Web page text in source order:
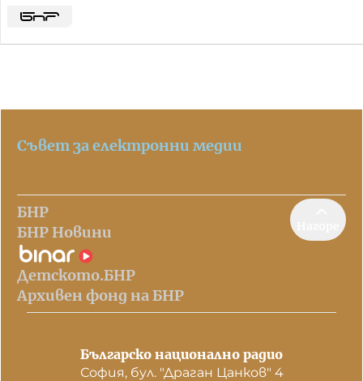
Съвет за електронни медии
БНР
БНР Новини
Детското.БНР
Архивен фонд на БНР
Българско национално радио
София, бул. "Драган Цанков" 4